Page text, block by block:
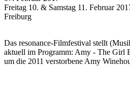
Freitag 10. & Samstag 11. Februar
Freiburg
Das resonance-Filmfestival stellt
aktuell im Programm: Amy - The Girl
um die 2011 verstorbene Amy